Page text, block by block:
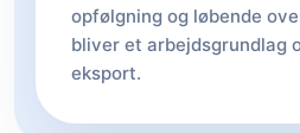
opfølgning og løbende
bliver et arbejdsgrundlag
eksport.